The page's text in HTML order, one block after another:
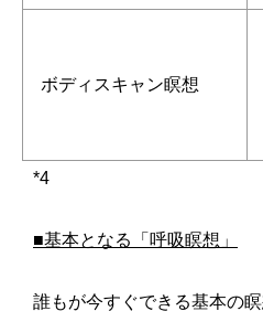
ボディスキャン瞑想
*4
■基本となる「呼吸瞑想」
誰もが今すぐできる基本の